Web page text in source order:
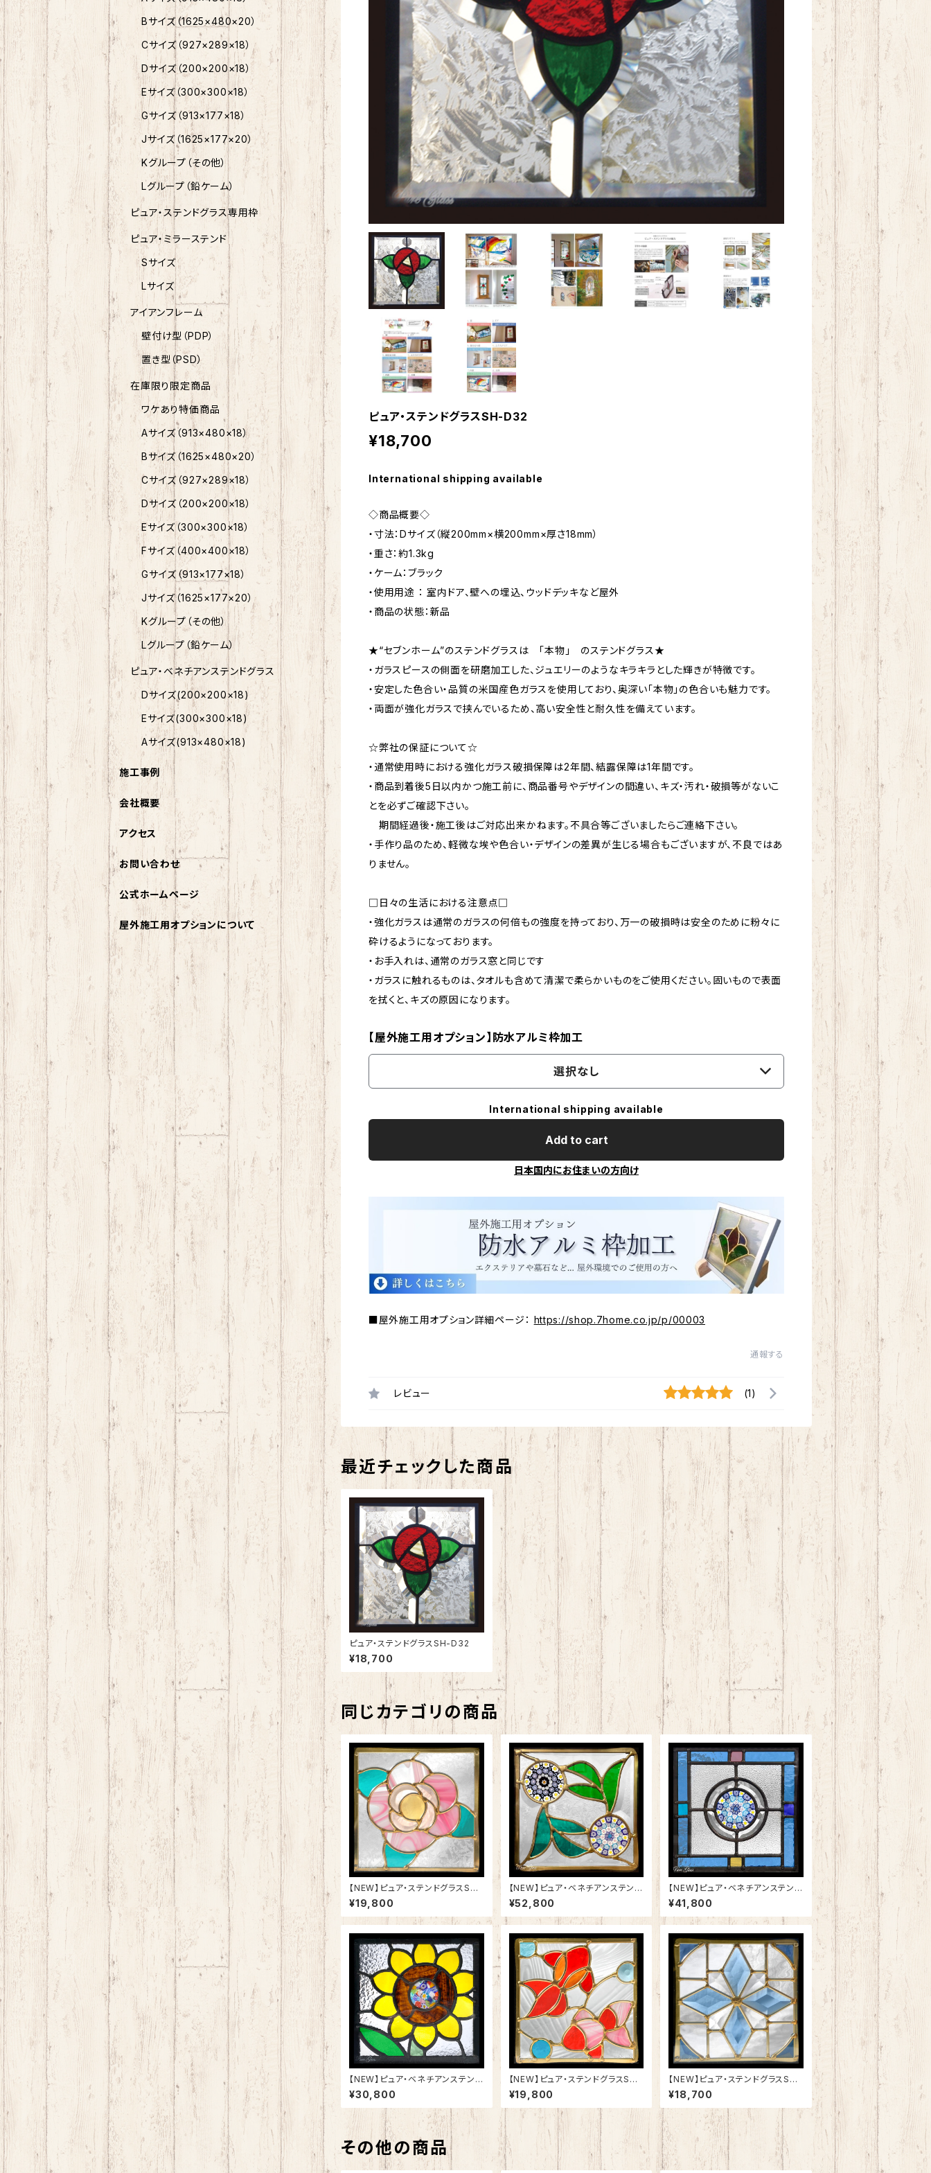
ピュア・ステンドグラスSH-D32
¥18,700
International shipping available
◇商品概要◇
・寸法：Dサイズ（縦200mm×横200mm×厚さ18mm）
・重さ：約1.3kg
・ケーム：ブラック
・使用用途 ： 室内ドア、壁への埋込、ウッドデッキなど屋外
・商品の状態：新品
★“セブンホーム”のステンドグラスは 「本物」 のステンドグラス★
・ガラスピースの側面を研磨加工した、ジュエリーのようなキラキラとした輝きが特徴です。
・安定した色合い・品質の米国産色ガラスを使用しており、奥深い「本物」の色合いも魅力です。
・両面が強化ガラスで挟んでいるため、高い安全性と耐久性を備えています。
☆弊社の保証について☆
・通常使用時における強化ガラス破損保障は2年間、結露保障は1年間です。
・商品到着後5日以内かつ施工前に、商品番号やデザインの間違い、キズ・汚れ・破損等がないこ
とを必ずご確認下さい。
期間経過後・施工後はご対応出来かねます。不具合等ございましたらご連絡下さい。
・手作り品のため、軽微な埃や色合い・デザインの差異が生じる場合もございますが、不良ではあ
りません。
□日々の生活における注意点□
・強化ガラスは通常のガラスの何倍もの強度を持っており、万一の破損時は安全のために粉々に
砕けるようになっております。
・お手入れは、通常のガラス窓と同じです
・ガラスに触れるものは、タオルも含めて清潔で柔らかいものをご使用ください。固いもので表面
を拭くと、キズの原因になります。
【屋外施工用オプション】防水アルミ枠加工
選択なし
International shipping available
Add to cart
日本国内にお住まいの方向け
■屋外施工用オプション詳細ページ： https://shop.7home.co.jp/p/00003
通報する
レビュー (1)
最近チェックした商品
ピュア・ステンドグラスSH-D32
¥18,700
同じカテゴリの商品
【NEW】ピュア・ステンドグラスSH-
D53
¥19,800
【NEW】ピュア・ベネチアンステンド
グラスSH-VD28
¥52,800
【NEW】ピュア・ベネチアンステンド
グラスSH-VD21
¥41,800
【NEW】ピュア・ベネチアンステンド
グラスSH-VD11
¥30,800
【NEW】ピュア・ステンドグラスSH-
D55
¥19,800
【NEW】ピュア・ステンドグラスSH-
D54
¥18,700
その他の商品
Bサイズ（1625×480×20）
Cサイズ（927×289×18）
Dサイズ（200×200×18）
Eサイズ（300×300×18）
Gサイズ（913×177×18）
Jサイズ（1625×177×20）
Kグループ（その他）
Lグループ（鉛ケーム）
ピュア・ステンドグラス専用枠
ピュア・ミラーステンド
Sサイズ
Lサイズ
アイアンフレーム
壁付け型（PDP）
置き型（PSD）
在庫限り限定商品
ワケあり特価商品
Aサイズ（913×480×18）
Bサイズ（1625×480×20）
Cサイズ（927×289×18）
Dサイズ（200×200×18）
Eサイズ（300×300×18）
Fサイズ（400×400×18）
Gサイズ（913×177×18）
Jサイズ（1625×177×20）
Kグループ（その他）
Lグループ（鉛ケーム）
ピュア・ベネチアンステンドグラス
Dサイズ(200×200×18)
Eサイズ(300×300×18)
Aサイズ(913×480×18)
施工事例
会社概要
アクセス
お問い合わせ
公式ホームページ
屋外施工用オプションについて